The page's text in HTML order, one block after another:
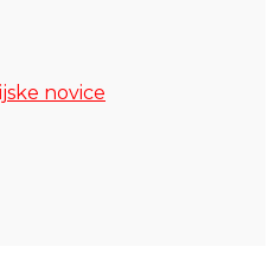
novice